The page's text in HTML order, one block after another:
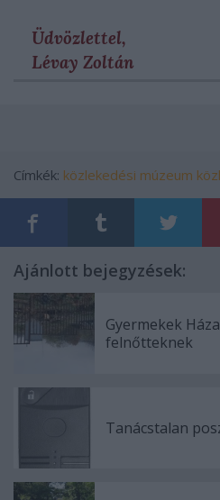
Üdvözlettel,
Lévay Zoltán
Címkék: közlekedési múzeum
Ajánlott bejegyzések:
Gyermekek
felnőtteknek
Tanácstalan